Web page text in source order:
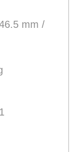
mm /